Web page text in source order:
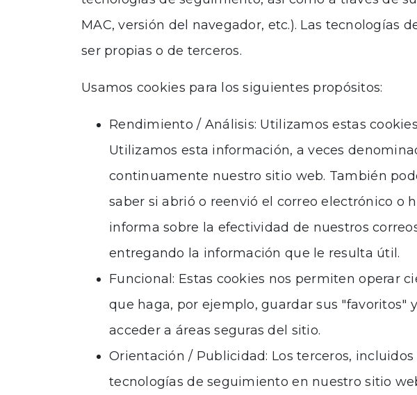
MAC, versión del navegador, etc.). Las
ser propias o de terceros.
Usamos cookies para los siguientes propósitos:
Rendimiento / Análisis: Utilizamos estas
Utilizamos esta información, a veces
continuamente nuestro sitio web. También
saber si abrió o reenvió el correo electrónico o
informa sobre la efectividad de nuestros
entregando la información que le resulta útil.
Funcional: Estas cookies nos permiten operar
que haga, por ejemplo, guardar sus "favoritos"
acceder a áreas seguras del sitio.
Orientación / Publicidad: Los terceros,
tecnologías de seguimiento en nuestro sitio